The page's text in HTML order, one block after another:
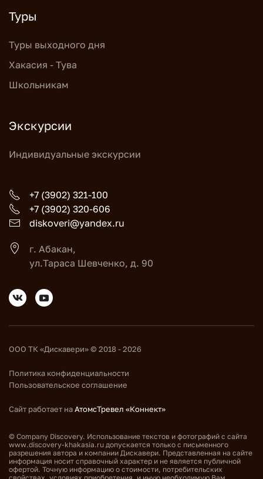
Туры
Туры выходного дня
Хакасия - Тува
Школьникам
Экскурсии
Индивидуальные экскурсии
+7 (3902) 321-100
+7 (3902) 320-606
diskoveri@yandex.ru
г. Абакан,
ул.Тараса Шевченко, д. 90
ООО ТК «Дискавери» © 2018 - 2026
Политика конфиденциальности
Пользовательское соглашение
Сайт работает наАтомсТревел «Коннект»
© Company Discovery. Использование текстов и фотографий с сайта
www.discovery-khakasia.ru допускается только с письменного
разрешения автора и компании Дискавери. Представленная на сайте
информация носит справочный характер и не является публичной
офертой. Точную информацию о стоимости, потребительских